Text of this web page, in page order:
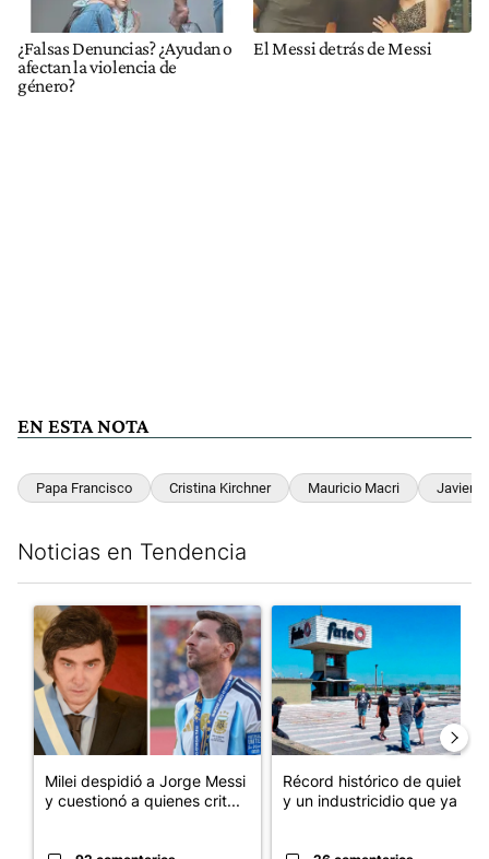
¿Falsas Denuncias? ¿Ayudan o
afectan la violencia de
género?
El Messi detrás de Messi
EN ESTA NOTA
Papa Francisco Cristina Kirchner Mauricio Macri Javier
Noticias en Tendencia
Un artículo de tendencia con el título "Milei despidió a Jorge
Milei despidió a Jorge Messi
y cuestionó a quienes crit...
Un artículo de tendencia
Récord histórico de quiebras
y un industricidio que ya ...